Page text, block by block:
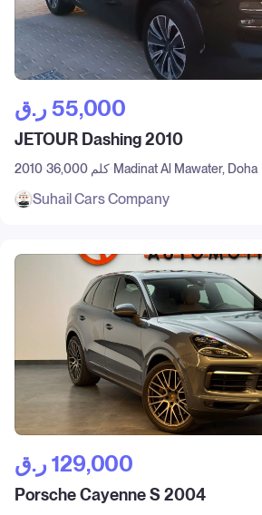
ر.ق‎ 55,000
JETOUR Dashing 2010
2010 36,000 كلم Madinat Al Mawater, Doha
Suhail Cars Company
ر.ق‎ 129,000
Porsche Cayenne S 2004